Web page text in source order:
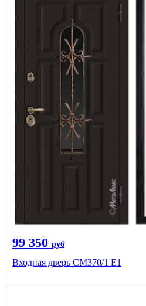
99 350 руб
Входная дверь СМ370/1 Е1